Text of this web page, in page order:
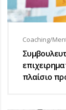
Coaching/
πλαίσιο